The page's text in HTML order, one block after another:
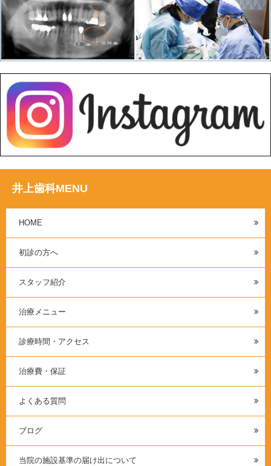
井上歯科MENU
HOME
初診の方へ
スタッフ紹介
治療メニュー
診療時間・アクセス
治療費・保証
よくある質問
ブログ
当院の施設基準の届け出について